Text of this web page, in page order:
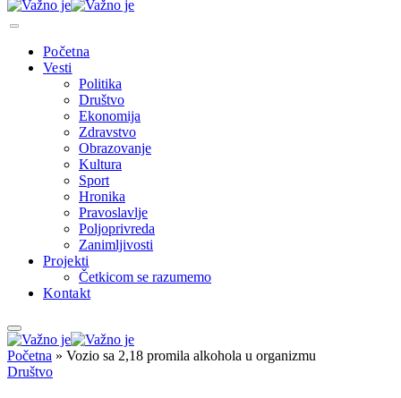
Početna
Vesti
Politika
Društvo
Ekonomija
Zdravstvo
Obrazovanje
Kultura
Sport
Hronika
Pravoslavlje
Poljoprivreda
Zanimljivosti
Projekti
Četkicom se razumemo
Kontakt
Početna » Vozio sa 2,18 promila alkohola u organizmu
Društvo